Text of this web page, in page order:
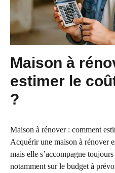
Maison à
estimer le
?
Maison à rénover : comment
Acquérir une maison à rénover
mais elle s’accompagne
notamment sur le budget à